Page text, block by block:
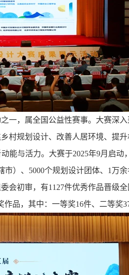
一，属全国公益性赛事。大赛深
村规划设计、改善人居环境、提
能与活力。大赛于2025年9月启动
）、5000个规划设计团体、1万
会初审，有1127件优秀作品晋级
品，其中：一等奖16件、二等奖